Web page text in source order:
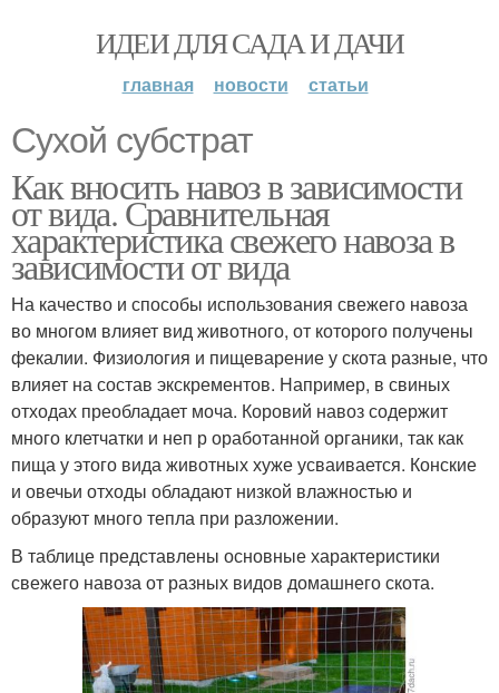
ИДЕИ ДЛЯ САДА И ДАЧИ
главная новости статьи
Сухой субстрат
Как вносить навоз в зависимости
от вида. Сравнительная
характеристика свежего навоза в
зависимости от вида
На качество и способы использования свежего навоза
во многом влияет вид животного, от которого получены
фекалии. Физиология и пищеварение у скота разные, что
влияет на состав экскрементов. Например, в свиных
отходах преобладает моча. Коровий навоз содержит
много клетчатки и неп р оработанной органики, так как
пища у этого вида животных хуже усваивается. Конские
и овечьи отходы обладают низкой влажностью и
образуют много тепла при разложении.
В таблице представлены основные характеристики
свежего навоза от разных видов домашнего скота.